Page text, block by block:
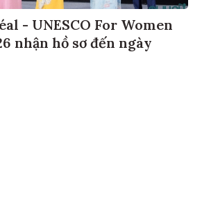
- UNESCO For Women
nhận hồ sơ đến ngày